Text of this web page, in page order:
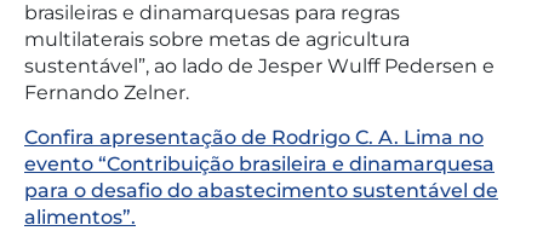
brasileiras e dinamarquesas para regras
multilaterais sobre metas de agricultura
sustentável”, ao lado de Jesper Wulff Pedersen e
Fernando Zelner.
Confira apresentação de Rodrigo C. A. Lima no
evento “Contribuição brasileira e dinamarquesa
para o desafio do abastecimento sustentável de
alimentos”.